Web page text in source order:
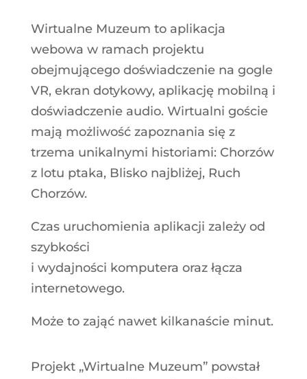
Wirtualne Muzeum to aplikacja
webowa w ramach projektu
obejmującego doświadczenie na gogle
VR, ekran dotykowy, aplikację mobilną i
doświadczenie audio. Wirtualni goście
mają możliwość zapoznania się z
trzema unikalnymi historiami: Chorzów
z lotu ptaka, Blisko najbliżej, Ruch
Chorzów.
Czas uruchomienia aplikacji zależy od
szybkości
i wydajności komputera oraz łącza
internetowego.
Może to zająć nawet kilkanaście minut.
Projekt „Wirtualne Muzeum” powstał